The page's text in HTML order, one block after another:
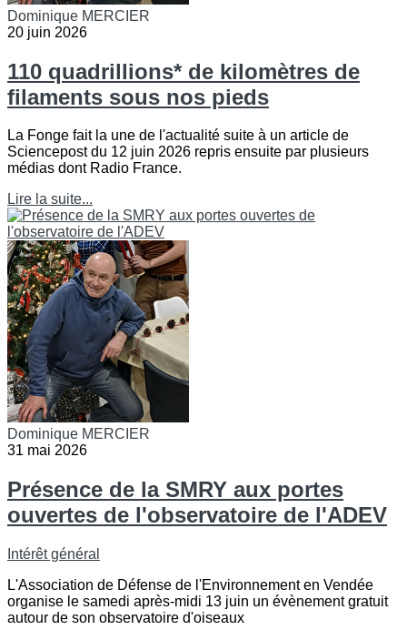
Dominique MERCIER
20 juin 2026
110 quadrillions* de kilomètres de
filaments sous nos pieds
La Fonge fait la une de l'actualité suite à un article de
Sciencepost du 12 juin 2026 repris ensuite par plusieurs
médias dont Radio France.
Lire la suite...
Dominique MERCIER
31 mai 2026
Présence de la SMRY aux portes
ouvertes de l'observatoire de l'ADEV
Intérêt général
L'Association de Défense de l'Environnement en Vendée
organise le samedi après-midi 13 juin un évènement gratuit
autour de son observatoire d'oiseaux